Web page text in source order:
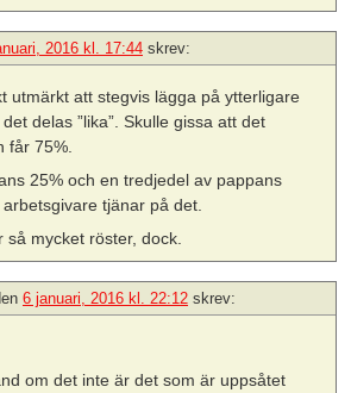
2016 kl. 17:44 skrev:
utmärkt att stegvis lägga på ytterligare
delas ”lika”. Skulle gissa att det
får 75%.
25% och en tredjedel av pappans
tjänar på det.
så mycket röster, dock.
6 januari, 2016 kl. 22:12 skrev:
om det inte är det som är uppsåtet